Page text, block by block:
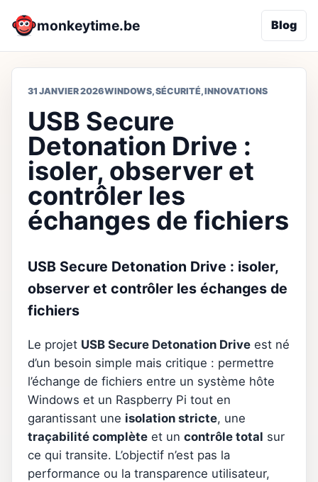
monkeytime.be Blog
31 JANVIER 2026WINDOWS,SÉCURITÉ,INNOVATIONS
USB Secure
Detonation Drive :
isoler, observer et
contrôler les
échanges de fichiers
USB Secure Detonation Drive : isoler,
observer et contrôler les échanges de
fichiers
Le projet USB Secure Detonation Drive est né
d’un besoin simple mais critique : permettre
l’échange de fichiers entre un système hôte
Windows et un Raspberry Pi tout en
garantissant une isolation stricte, une
traçabilité complète et uncontrôle total sur
ce qui transite. L’objectif n’est pas la
performance ou la transparence utilisateur,